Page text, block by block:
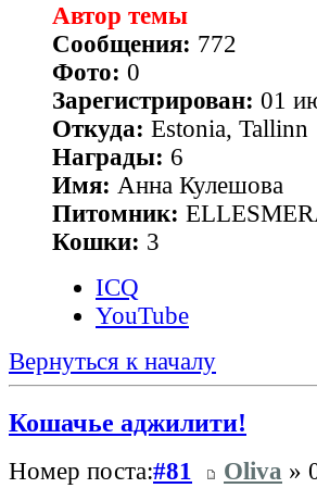
Автор темы
Сообщения: 772
Фото: 0
Зарегистрирован: 01
Откуда: Estonia, Tallinn
Награды: 6
Имя: Анна Кулешова
Питомник:
Кошки: 3
ICQ
YouTube
Вернуться к началу
Кошачье аджилити!
Номер поста:#81 Oliva »